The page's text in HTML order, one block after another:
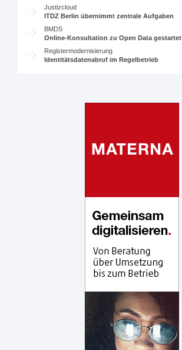
Justizcloud
ITDZ Berlin übernimmt zentrale Aufgaben
BMDS
Online-Konsultation zu Open Data gestartet
Registermodernisierung
Identitätsdatenabruf im Regelbetrieb